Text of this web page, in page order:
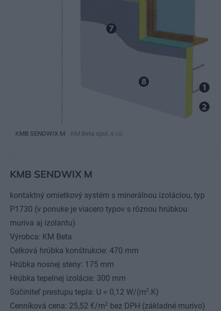
KMB SENDWIX M KM Beta spol. s r.o.
KMB SENDWIX M
kontaktný omietkový systém s minerálnou izoláciou, typ
P1730 (v ponuke je viacero typov s rôznou hrúbkou
muriva aj izolantu)
Výrobca: KM Beta
Celková hrúbka konštrukcie: 470 mm
Hrúbka nosnej steny: 175 mm
Hrúbka tepelnej izolácie: 300 mm
Súčiniteľ prestupu tepla: U = 0,12 W/(m2.K)
Cenníková cena: 25,52 €/m2 bez DPH (základné murivo)